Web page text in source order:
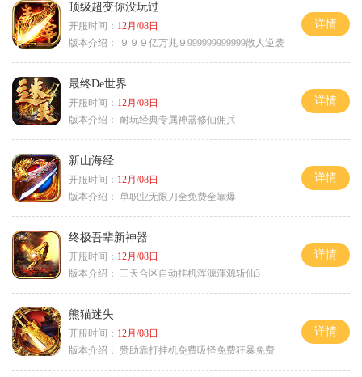
顶级超变你没玩过
开服时间： 12月/08日
版本介绍：
９９９亿万兆９999999999999散人逆袭
详情
最终De世界
开服时间： 12月/08日
版本介绍： 耐玩经典专属神器修仙佣兵
详情
新山海经
开服时间： 12月/08日
版本介绍： 单职业无限刀全免费全靠爆
详情
终极吾辈新神器
开服时间： 12月/08日
版本介绍：
三天合区自动挂机浑源渾源斩仙3
详情
熊猫迷失
开服时间： 12月/08日
版本介绍： 赞助靠打挂机免费吸怪免费狂暴免费
详情